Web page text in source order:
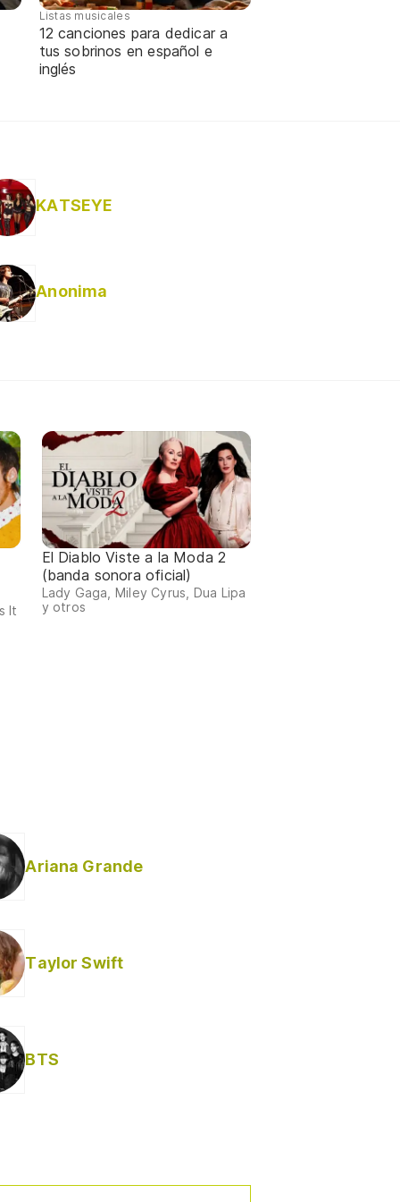
Listas musicales
12 canciones para dedicar a
tus sobrinos en español e
inglés
KATSEYE
Anonima
It
El Diablo Viste a la Moda 2
(banda sonora oficial)
Lady Gaga, Miley Cyrus, Dua Lipa
y otros
Ariana Grande
Taylor Swift
BTS